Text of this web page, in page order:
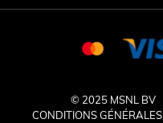
© 2025 MSNL BV
CONDITIONS GÉNÉRALES